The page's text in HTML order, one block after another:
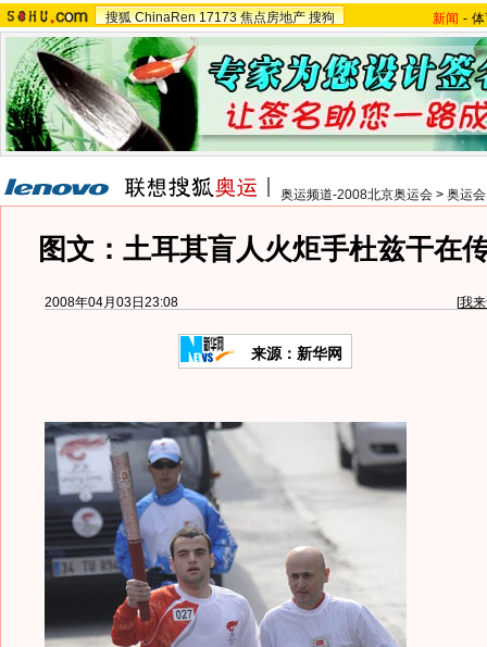
搜狐 ChinaRen 17173 焦点房地产 搜狗 新闻 -
奥运频道-2008北京奥运会 > 奥运
图文：土耳其盲人火炬手杜兹干在
2008年04月03日23:08 [我
来源：新华网